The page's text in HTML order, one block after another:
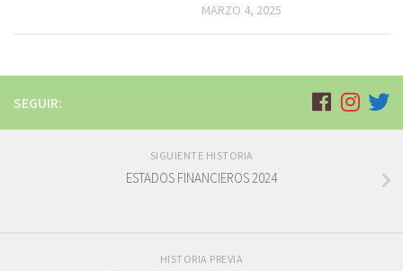
MARZO 4, 2025
SEGUIR:
SIGUIENTE HISTORIA
ESTADOS FINANCIEROS 2024
HISTORIA PREVIA